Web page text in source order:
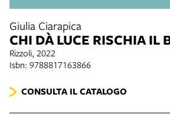
Giulia Ciarapica
CHI DÀ LUCE RISCHIA IL
Rizzoli, 2022
Isbn: 9788817163866
CONSULTA IL CATALOGO